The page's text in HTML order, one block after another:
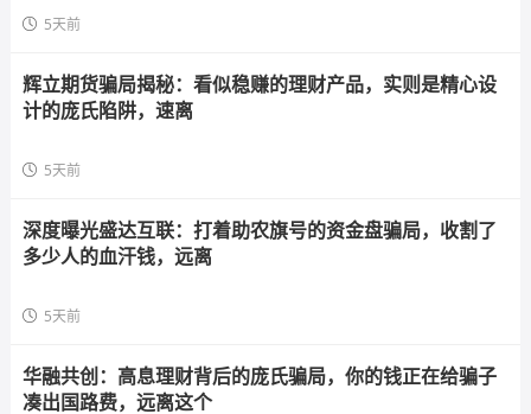
5天前
辉立期货骗局揭秘：看似稳赚的理财产品，实则是精心设
计的庞氏陷阱，速离
5天前
深度曝光盛达互联：打着助农旗号的资金盘骗局，收割了
多少人的血汗钱，远离
5天前
华融共创：高息理财背后的庞氏骗局，你的钱正在给骗子
凑出国路费，远离这个